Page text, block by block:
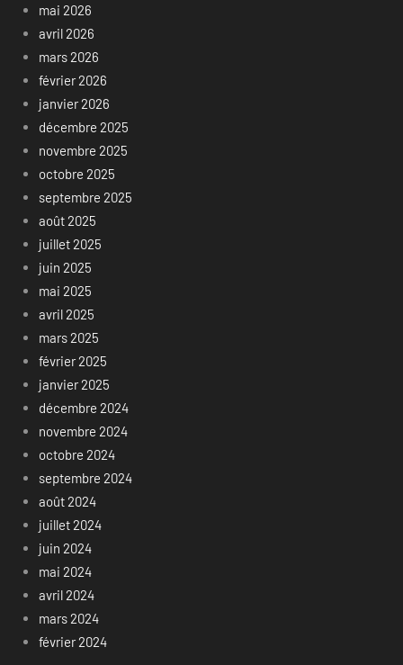
mai 2026
avril 2026
mars 2026
février 2026
janvier 2026
décembre 2025
novembre 2025
octobre 2025
septembre 2025
août 2025
juillet 2025
juin 2025
mai 2025
avril 2025
mars 2025
février 2025
janvier 2025
décembre 2024
novembre 2024
octobre 2024
septembre 2024
août 2024
juillet 2024
juin 2024
mai 2024
avril 2024
mars 2024
février 2024